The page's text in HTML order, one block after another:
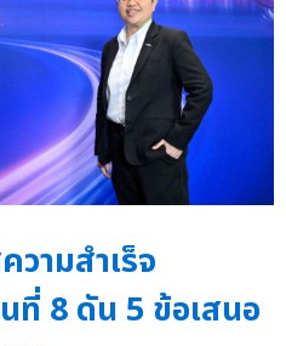
วามสำเร็จ
ที่ 8 ดัน 5 ข้อเสนอ